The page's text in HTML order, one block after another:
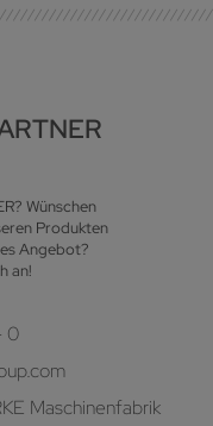
Wünschen
Produkten
Angebot?
an!
0
Maschinenfabrik